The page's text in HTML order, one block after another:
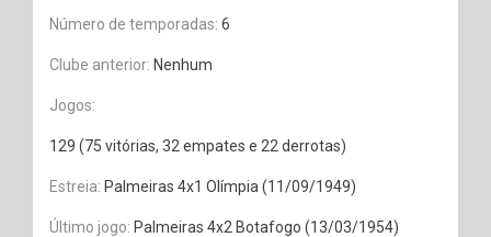
Número de temporadas: 6
Clube anterior: Nenhum
Jogos:
129 (75 vitórias, 32 empates e 22 derrotas)
Estreia: Palmeiras 4x1 Olímpia (11/09/1949)
Último jogo: Palmeiras 4x2 Botafogo (13/03/1954)